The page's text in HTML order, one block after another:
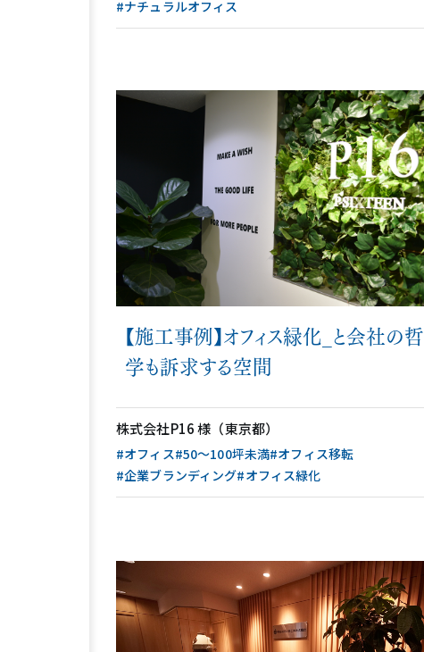
#ナチュラルオフィス
【施工事例】オフィス緑化_と会社の哲
学も訴求する空間
株式会社P16 様（東京都）
#オフィス#50〜100坪未満#オフィス移転
#企業ブランディング#オフィス緑化